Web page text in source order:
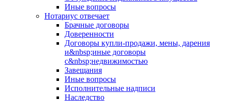
Иные вопросы
Нотариус отвечает
Брачные договоры
Доверенности
Договоры купли-продажи, мены, дарения
и&nbsp;иные договоры
с&nbsp;недвижимостью
Завещания
Иные вопросы
Исполнительные надписи
Наследство